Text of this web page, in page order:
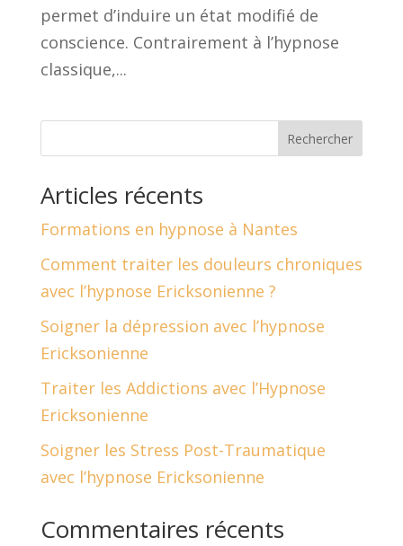
permet d’induire un état modifié de
conscience. Contrairement à l’hypnose
classique,...
Rechercher
Articles récents
Formations en hypnose à Nantes
Comment traiter les douleurs chroniques
avec l’hypnose Ericksonienne ?
Soigner la dépression avec l’hypnose
Ericksonienne
Traiter les Addictions avec l’Hypnose
Ericksonienne
Soigner les Stress Post-Traumatique
avec l’hypnose Ericksonienne
Commentaires récents